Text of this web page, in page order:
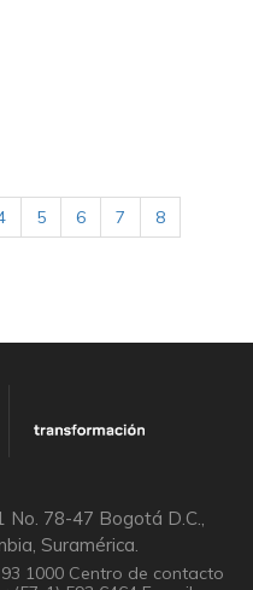
5 6 7
8
No. 78-47 Bogotá D.C.,
Suramérica.
1000 Centro de contacto